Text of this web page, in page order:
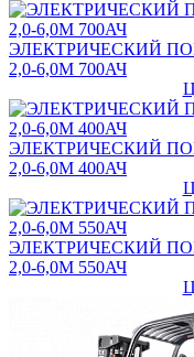
ЭЛЕКТРИЧЕСКИЙ
2,0-6,0М 700АЧ
ЭЛЕКТРИЧЕСКИЙ
2,0-6,0М 400АЧ
ЭЛЕКТРИЧЕСКИЙ
2,0-6,0М 550АЧ